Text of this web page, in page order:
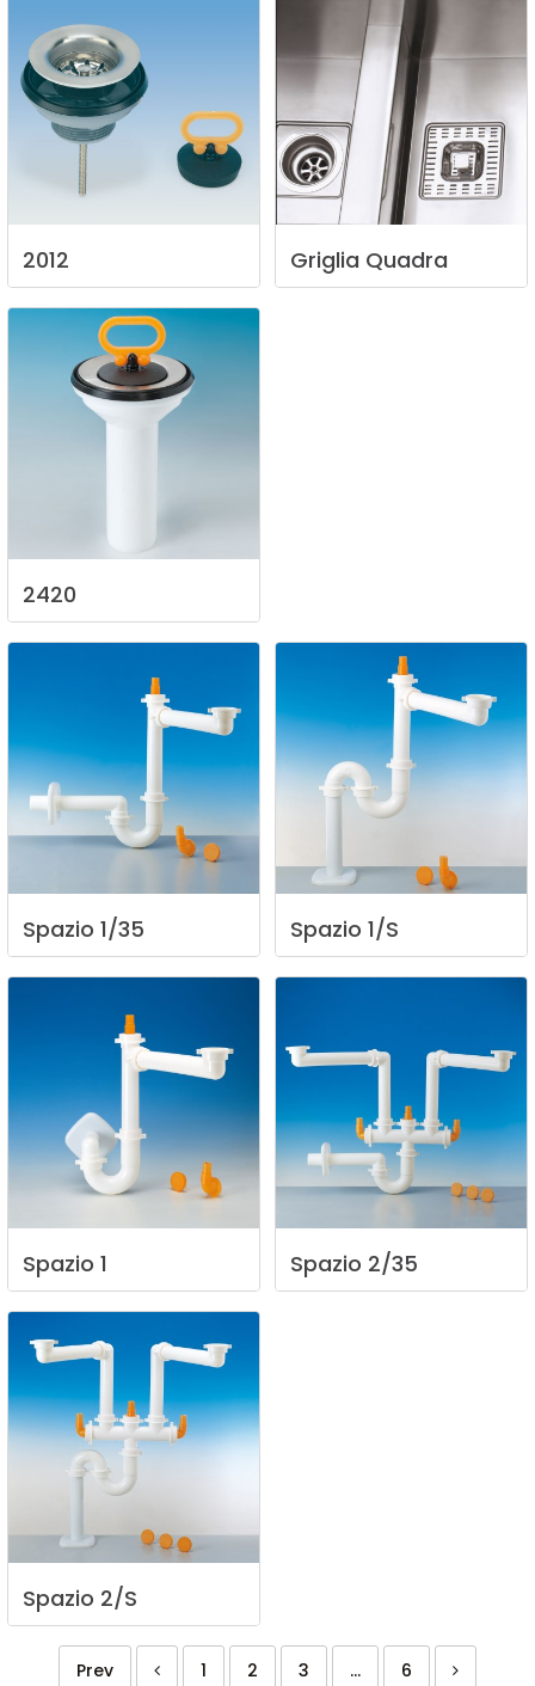
2012 Griglia Quadra
2420
Spazio 1/35 Spazio 1/S
Spazio 1 Spazio 2/35
Spazio 2/S
Prev 1 2 3 ... 6